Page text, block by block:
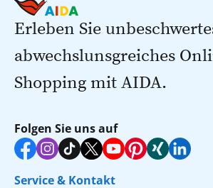
Erleben Sie
abwechslunsgreiches
Shopping mit AIDA.
Folgen Sie uns auf
Service & Kontakt